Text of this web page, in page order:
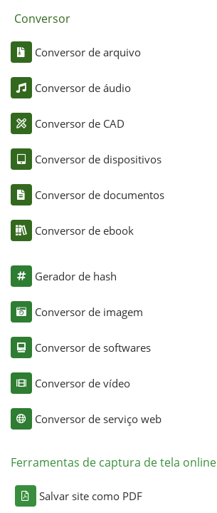
Conversor
Conversor de arquivo
Conversor de áudio
Conversor de CAD
Conversor de dispositivos
Conversor de documentos
Conversor de ebook
Gerador de hash
Conversor de imagem
Conversor de softwares
Conversor de vídeo
Conversor de serviço web
Ferramentas de captura de tela online
Salvar site como PDF